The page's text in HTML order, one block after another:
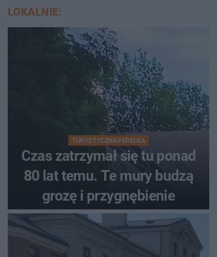
LOKALNIE:
TURYSTYCZNA PEREŁKA
Czas zatrzymał się tu ponad
80 lat temu. Te mury budzą
grozę i przygnębienie